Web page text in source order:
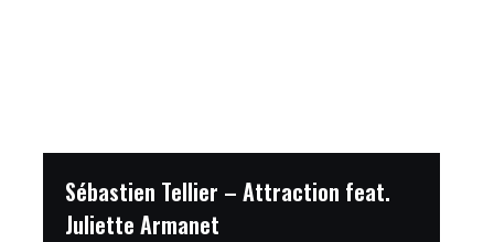
Sébastien Tellier – Attraction feat.
Juliette Armanet